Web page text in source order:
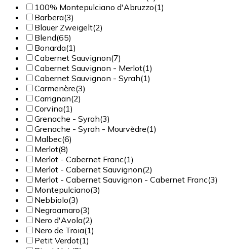
100% Montepulciano d'Abruzzo(1)
Barbera(3)
Blauer Zweigelt(2)
Blend(65)
Bonarda(1)
Cabernet Sauvignon(7)
Cabernet Sauvignon - Merlot(1)
Cabernet Sauvignon - Syrah(1)
Carmenère(3)
Carrignan(2)
Corvina(1)
Grenache - Syrah(3)
Grenache - Syrah - Mourvèdre(1)
Malbec(6)
Merlot(8)
Merlot - Cabernet Franc(1)
Merlot - Cabernet Sauvignon(2)
Merlot - Cabernet Sauvignon - Cabernet Franc(3)
Montepulciano(3)
Nebbiolo(3)
Negroamaro(3)
Nero d'Avola(2)
Nero de Troia(1)
Petit Verdot(1)